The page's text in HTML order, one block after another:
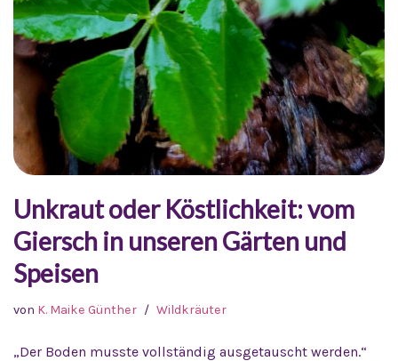
Unkraut oder Köstlichkeit: vom
Giersch in unseren Gärten und
Speisen
von K. Maike Günther Wildkräuter
„Der Boden musste vollständig ausgetauscht werden.“